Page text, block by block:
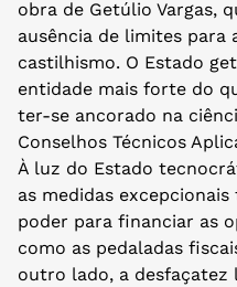
obra de Getúlio Vargas,
ausência de limites para
castilhismo. O Estado
entidade mais forte do
ter-se ancorado na
Conselhos Técnicos
À luz do Estado
as medidas
poder para financiar as
como as pedaladas
outro lado, a desfaçatez